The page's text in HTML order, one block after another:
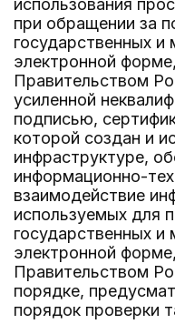
использования
при обращении за
государственных и
электронной
Правительством
усиленной
подписью,
которой создан и
инфраструктуре,
информационно-
взаимодействие
используемых для
государственных и
электронной
Правительством
порядке,
порядок проверки